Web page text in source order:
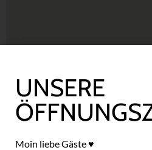
UNSERE
Moin liebe Gäste ♥